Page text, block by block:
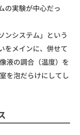
の実験が中心だっ
ンシステム」という
をメインに、併せて
液の調合（温度）を
を泡だらけにしてし